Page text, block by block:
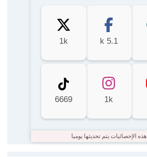
5.1 k
1k
1k
6669
هذه الإحصائيات يتم تحديثها يوميا